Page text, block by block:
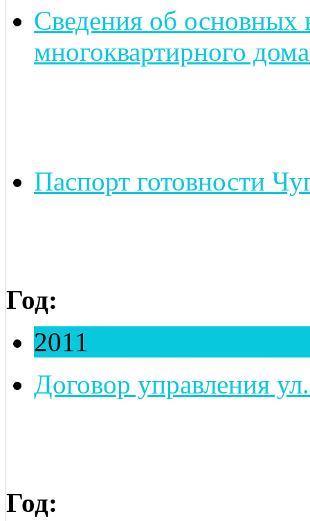
Сведения об основных
многоквартирного
Паспорт готовности
Год:
2011
Договор управления
Год: